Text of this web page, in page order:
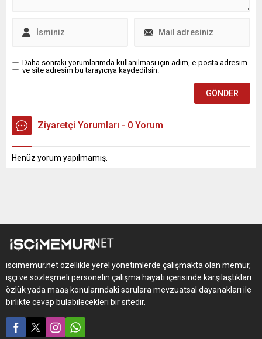
Daha sonraki yorumlarımda kullanılması için adım, e-posta adresim
ve site adresim bu tarayıcıya kaydedilsin.
Ziyaretçi Yorumları - 0 Yorum
Henüz yorum yapılmamış.
iscimemur.net özellikle yerel yönetimlerde çalışmakta olan memur,
işçi ve sözleşmeli personelin çalışma hayatı içerisinde karşılaştıkları
özlük yada maaş konularındaki sorulara mevzuatsal dayanakları ile
birlikte cevap bulabilecekleri bir sitedir.